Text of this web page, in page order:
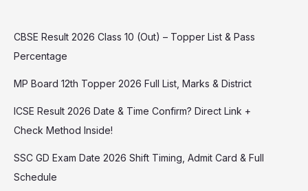
CBSE Result 2026 Class 10 (Out) – Topper List & Pass
Percentage
MP Board 12th Topper 2026 Full List, Marks & District
ICSE Result 2026 Date & Time Confirm? Direct Link +
Check Method Inside!
SSC GD Exam Date 2026 Shift Timing, Admit Card & Full
Schedule